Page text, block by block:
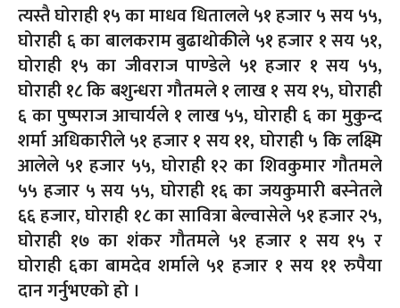
त्यस्तै घोराही १५ का माधव धितालले ५१ हजार ५ सय ५५,
घोराही ६ का बालकराम बुढाथोकीले ५१ हजार १ सय ५१,
घोराही १५ का जीवराज पाण्डेले ५१ हजार १ सय ५५,
घोराही १८ कि बशुन्धरा गौतमले १ लाख १ सय १५, घोराही
६ का पुष्पराज आचार्यले १ लाख ५५, घोराही ६ का मुकुन्द
शर्मा अधिकारीले ५१ हजार १ सय ११, घोराही ५ कि लक्ष्मि
आलेले ५१ हजार ५५, घोराही १२ का शिवकुमार गौतमले
५५ हजार ५ सय ५५, घोराही १६ का जयकुमारी बस्नेतले
६६ हजार, घोराही १८ का सावित्रा बेल्वासेले ५१ हजार २५,
घोराही १७ का शंकर गौतमले ५१ हजार १ सय १५ र
घोराही ६का बामदेव शर्माले ५१ हजार १ सय ११ रुपैया
दान गर्नुभएको हो ।